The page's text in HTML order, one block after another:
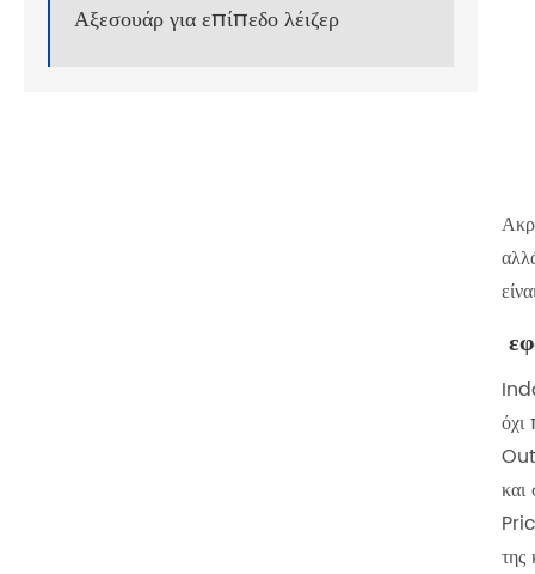
Αξεσουάρ για επίπεδο λέιζερ
όχι
και
της